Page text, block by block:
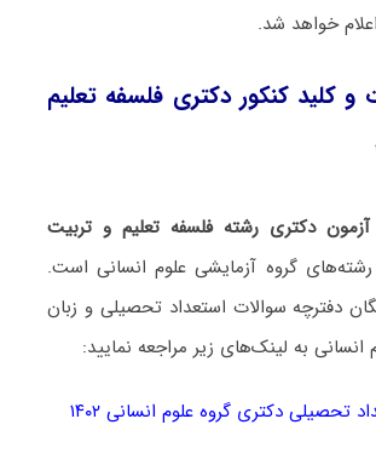
و کلید کنکور دکتری فلسفه تعلیم
دکتری رشته فلسفه تعلیم و تربیت
گروه آزمایشی علوم انسانی است.
دفترچه سوالات استعداد تحصیلی و زبان
به لینک‌های زیر مراجعه نمایید:
تحصیلی دکتری گروه علوم انسانی ۱۴۰۲